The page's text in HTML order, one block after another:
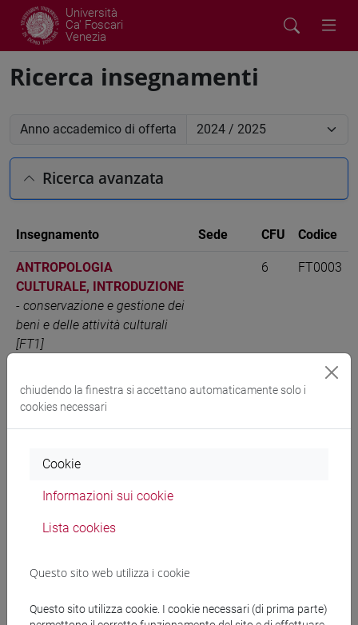
Università
Ca' Foscari
Venezia
Ricerca insegnamenti
Anno accademico di offerta
Ricerca avanzata
Insegnamento Sede CFU Codice
ANTROPOLOGIA
CULTURALE, INTRODUZIONE
- conservazione e gestione dei
beni e delle attività culturali
[FT1]
6 FT0003
CULTURALE, INTRODUZIONE
-storia [FT5]
FT0003
Ricerca persone
Ricerca aule
chiudendo la finestra si accettano automaticamente solo i
cookies necessari
Cookie
Informazioni sui cookie
Lista cookies
Questo sito web utilizza i cookie
Questo sito utilizza cookie. I cookie necessari (di prima parte)